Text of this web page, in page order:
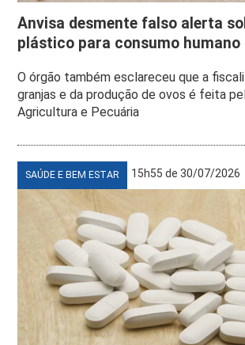
Anvisa desmente falso alerta
plástico para consumo humano
O órgão também esclareceu que a
granjas e da produção de ovos é feita
Agricultura e Pecuária
SAÚDE E BEM ESTAR 15h55 de 30/07/2026